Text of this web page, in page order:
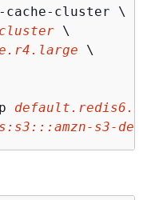
cache-cluster \
cluster \
\
default.redis6.x
s3-